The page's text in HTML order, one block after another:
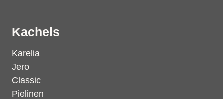
Kachels
Karelia
Jero
Classic
Pielinen